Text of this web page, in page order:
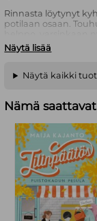
Rinnasta löytynyt
potilaan osaan.
hyödyntämään
potilas kuolee
eristää. Ovet
tapausta. Miksi joku
Viimeinen pistoson
kolmas osa.
Patricia G. Bertényi
joka työskentelee
Tehohoitolehden
valokuvaajan
Ennen Osasto C1 -
trilogian.
Näytä lisää
Näytä kaikki
Nämä